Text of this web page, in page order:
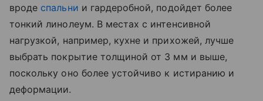
вроде спальни и гардеробной, подойдет более
тонкий линолеум. В местах с интенсивной
нагрузкой, например, кухне и прихожей, лучше
выбрать покрытие толщиной от 3 мм и выше,
поскольку оно более устойчиво к истиранию и
деформации.